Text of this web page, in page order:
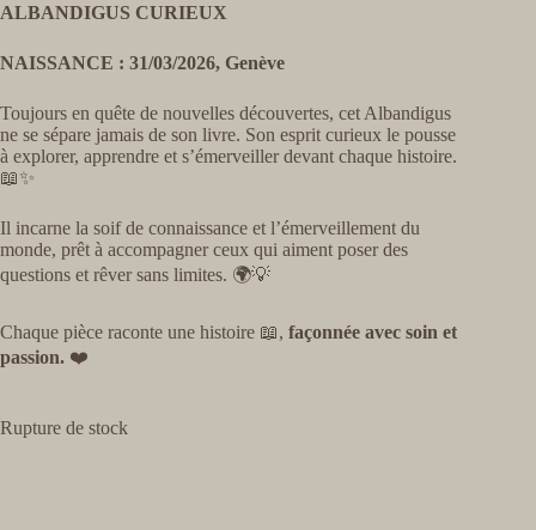
ALBANDIGUS CURIEUX
NAISSANCE : 31/03/2026, Genève
Toujours en quête de nouvelles découvertes, cet Albandigus
ne se sépare jamais de son livre. Son esprit curieux le pousse
à explorer, apprendre et s’émerveiller devant chaque histoire.
📖✨
Il incarne la soif de connaissance et l’émerveillement du
monde, prêt à accompagner ceux qui aiment poser des
questions et rêver sans limites. 🌍💡
Chaque pièce raconte une histoire 📖, façonnée avec soin et
passion. ❤️
Rupture de stock